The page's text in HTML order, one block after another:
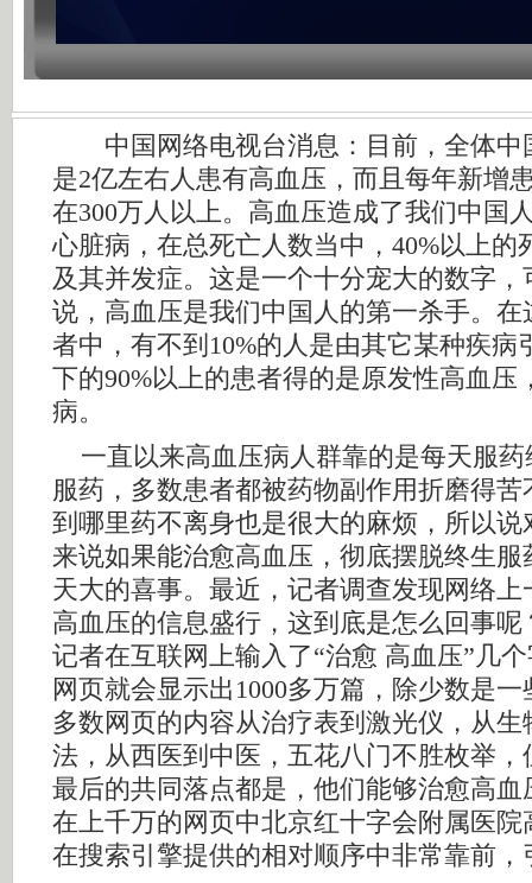
中国网络电视台消息：目前，全体中
是2亿左右人患有高血压，而且每年新增
在300万人以上。高血压造成了我们中国
心脏病，在总死亡人数当中，40%以上的
及其并发症。这是一个十分宠大的数字，
说，高血压是我们中国人的第一杀手。在
者中，有不到10%的人是由其它某种疾病
下的90%以上的患者得的是原发性高血压
病。
一直以来高血压病人群靠的是每天服药
服药，多数患者都被药物副作用折磨得
到哪里药不离身也是很大的麻烦，所以说
来说如果能治愈高血压，彻底摆脱终生服
天大的喜事。最近，记者调查发现网络上
高血压的信息盛行，这到底是怎么回事呢
记者在互联网上输入了“治愈 高血压”几
网页就会显示出1000多万篇，除少数是
多数网页的内容从治疗表到激光仪，从
法，从西医到中医，五花八门不胜枚举，
最后的共同落点都是，他们能够治愈高血
在上千万的网页中北京红十字会附属医院
在搜索引擎提供的相对顺序中非常靠前，